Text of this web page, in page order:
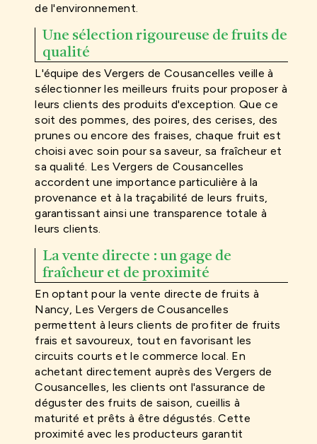
de l'environnement.
Une sélection rigoureuse de fruits de
qualité
L'équipe des Vergers de Cousancelles veille à
sélectionner les meilleurs fruits pour proposer à
leurs clients des produits d'exception. Que ce
soit des pommes, des poires, des cerises, des
prunes ou encore des fraises, chaque fruit est
choisi avec soin pour sa saveur, sa fraîcheur et
sa qualité. Les Vergers de Cousancelles
accordent une importance particulière à la
provenance et à la traçabilité de leurs fruits,
garantissant ainsi une transparence totale à
leurs clients.
La vente directe : un gage de
fraîcheur et de proximité
En optant pour la vente directe de fruits à
Nancy, Les Vergers de Cousancelles
permettent à leurs clients de profiter de fruits
frais et savoureux, tout en favorisant les
circuits courts et le commerce local. En
achetant directement auprès des Vergers de
Cousancelles, les clients ont l'assurance de
déguster des fruits de saison, cueillis à
maturité et prêts à être dégustés. Cette
proximité avec les producteurs garantit